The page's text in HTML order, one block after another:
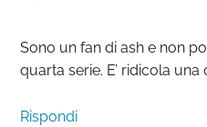
Sono un fan di ash e non
quarta serie. E’ ridicola
Rispondi